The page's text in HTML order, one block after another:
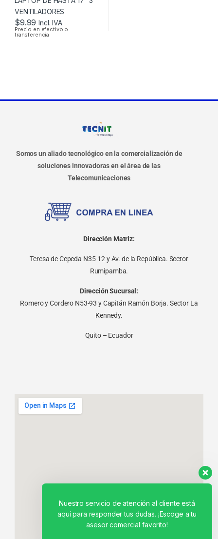
$9.99 Incl. IVA
Precio en efectivo o
transferencia
Somos un aliado tecnológico en la comercialización de
soluciones innovadoras en el área de las
Telecomunicaciones
Dirección Matriz:
Teresa de Cepeda N35-12 y Av. de la República. Sector
Rumipamba.
Dirección Sucursal:
Romero y Cordero N53-93 y Capitán Ramón Borja. Sector La
Kennedy.
Quito – Ecuador
Nuestro servicio de atención al cliente está
aquí para responder tus dudas. ¡Escoge a tu
asesor comercial favorito!